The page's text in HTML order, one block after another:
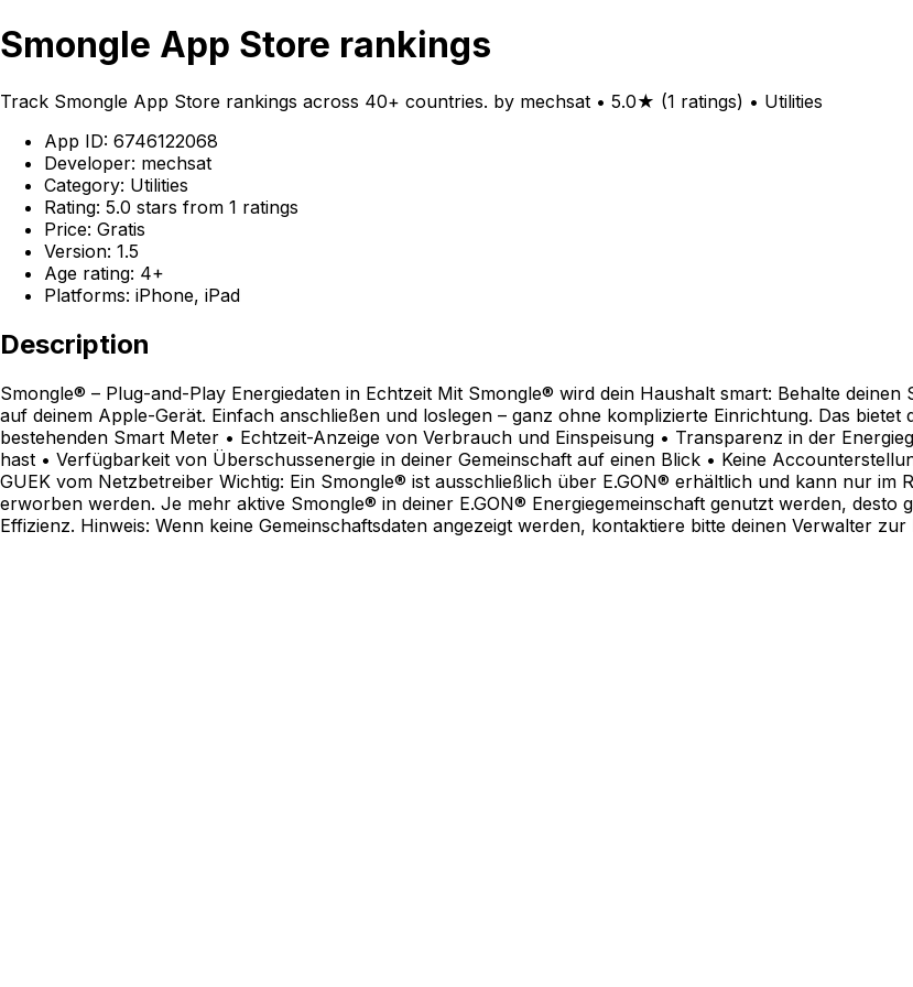
Smongle App Store rankings
Track Smongle App Store rankings across 40+ countries. by mechsat • 5.0★ (1 ratings) • Utilities
App ID: 6746122068
Developer: mechsat
Category: Utilities
Rating: 5.0 stars from 1 ratings
Price: Gratis
Version: 1.5
Age rating: 4+
Platforms: iPhone, iPad
Description
Smongle® – Plug-and-Play Energiedaten in Echtzeit Mit Smongle® wird dein Haushalt smart: Behalte
auf deinem Apple-Gerät. Einfach anschließen und loslegen – ganz ohne komplizierte Einrichtung. Das
bestehenden Smart Meter • Echtzeit-Anzeige von Verbrauch und Einspeisung • Transparenz in der
hast • Verfügbarkeit von Überschussenergie in deiner Gemeinschaft auf einen Blick • Keine
GUEK vom Netzbetreiber Wichtig: Ein Smongle® ist ausschließlich über E.GON® erhältlich und kann nur im
erworben werden. Je mehr aktive Smongle® in deiner E.GON® Energiegemeinschaft genutzt werden,
Effizienz. Hinweis: Wenn keine Gemeinschaftsdaten angezeigt werden, kontaktiere bitte deinen Verwalter zur